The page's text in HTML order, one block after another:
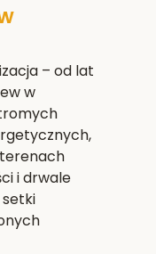
– od lat
w
i drwale